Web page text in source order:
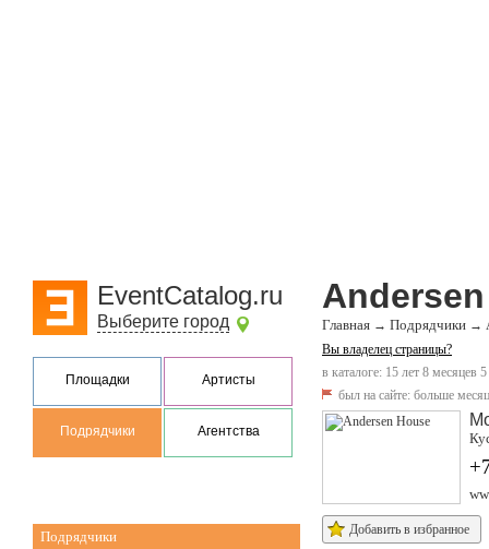
EventCatalog.ru
Выберите город
Площадки Артисты
Подрядчики Агентства
Подрядчики
Главная → Подрядчики →
Вы владелец страницы?
в каталоге: 15 лет 8 месяцев
был на сайте: больше
Добавить в избранное